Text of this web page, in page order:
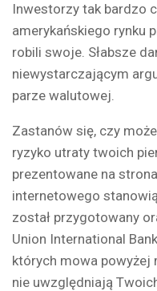
Inwestorzy tak bardzo
amerykańskiego rynku
robili swoje. Słabsze
niewystarczającym
parze walutowej.
Zastanów się, czy
ryzyko utraty twoich
prezentowane na
internetowego
został przygotowany
Union International
których mowa powyżej
nie uwzględniają